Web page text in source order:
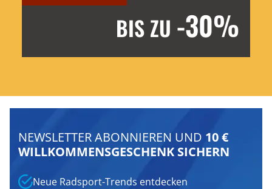
BIS ZU -30%
NEWSLETTER ABONNIEREN UND 10 €
WILLKOMMENSGESCHENK SICHERN
Neue Radsport-Trends entdecken